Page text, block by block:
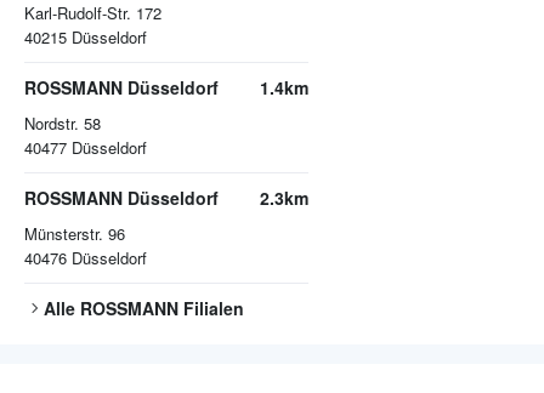
Karl-Rudolf-Str. 172
40215 Düsseldorf
ROSSMANN Düsseldorf
Nordstr. 58
40477 Düsseldorf
1.4km
ROSSMANN Düsseldorf
Münsterstr. 96
40476 Düsseldorf
2.3km
Alle ROSSMANN Filialen